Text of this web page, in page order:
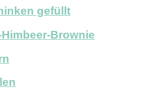
gefüllt
Brownie